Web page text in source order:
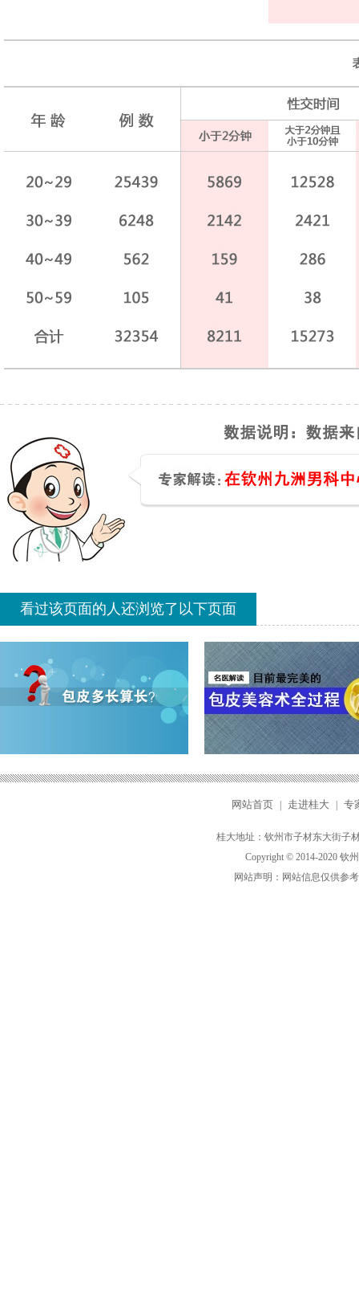
看过该页面的人还浏览了以下页面
网站首页 走进桂大 专
桂大地址：钦州市子材东大街子
Copyright © 2014-2020 钦
网站声明：网站信息仅供参